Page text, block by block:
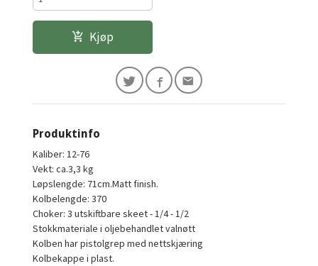
Kjøp
Produktinfo
Kaliber: 12-76
Vekt: ca.3,3 kg
Løpslengde: 71cm.Matt finish.
Kolbelengde: 370
Choker: 3 utskiftbare skeet - 1/4 - 1/2
Stokkmateriale i oljebehandlet valnøtt
Kolben har pistolgrep med nettskjæring
Kolbekappe i plast.